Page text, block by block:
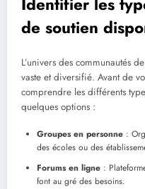
de soutien
L’univers des communautés
vaste et diversifié. Avant de
comprendre les différents
quelques options :
Groupes en personne :
des écoles ou des
Forums en ligne :
font au gré des besoins.